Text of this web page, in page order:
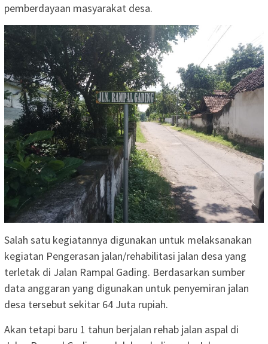
pemberdayaan masyarakat desa.
Salah satu kegiatannya digunakan untuk melaksanakan
kegiatan Pengerasan jalan/rehabilitasi jalan desa yang
terletak di Jalan Rampal Gading. Berdasarkan sumber
data anggaran yang digunakan untuk penyemiran jalan
desa tersebut sekitar 64 Juta rupiah.
Akan tetapi baru 1 tahun berjalan rehab jalan aspal di